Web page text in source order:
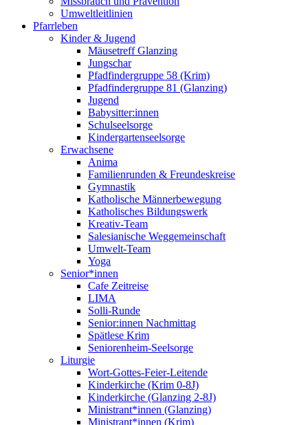
Umweltleitlinien
Pfarrleben
Kinder & Jugend
Mäusetreff Glanzing
Jungschar
Pfadfindergruppe 58 (Krim)
Pfadfindergruppe 81 (Glanzing)
Jugend
Babysitter:innen
Schulseelsorge
Kindergartenseelsorge
Erwachsene
Anima
Familienrunden & Freundeskreise
Gymnastik
Katholische Männerbewegung
Katholisches Bildungswerk
Kreativ-Team
Salesianische Weggemeinschaft
Umwelt-Team
Yoga
Senior*innen
Cafe Zeitreise
LIMA
Solli-Runde
Senior:innen Nachmittag
Spätlese Krim
Seniorenheim-Seelsorge
Liturgie
Wort-Gottes-Feier-Leitende
Kinderkirche (Krim 0-8J)
Kinderkirche (Glanzing 2-8J)
Ministrant*innen (Glanzing)
Ministrant*innen (Krim)